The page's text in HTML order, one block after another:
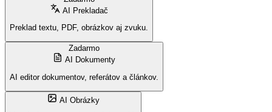
AI Prekladač
Preklad textu, PDF, obrázkov aj zvuku.
Zadarmo
AI Dokumenty
AI editor dokumentov, referátov a článkov.
AI Obrázky